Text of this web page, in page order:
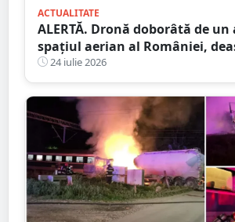
ACTUALITATE
ALERTĂ. Dronă doborâtă de un
spațiul aerian al României,
județului Buzău
24 iulie 2026